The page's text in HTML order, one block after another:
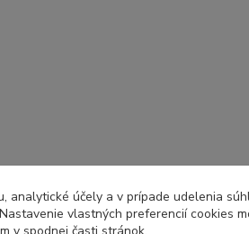
analytické účely a v prípade udelenia
vlastných preferencií cookies
v spodnej časti stránok.